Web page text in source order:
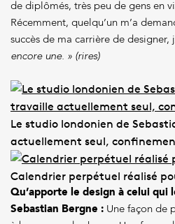
de diplômés, très peu de gens en
Récemment, quelqu’un m’a
succès de ma carrière de designer,
encore une. » (rires)
Le studio londonien de
actuellement seul,
Calendrier perpétuel réalisé
Qu’apporte le design à celui qui
Sebastian Bergne : Une façon de